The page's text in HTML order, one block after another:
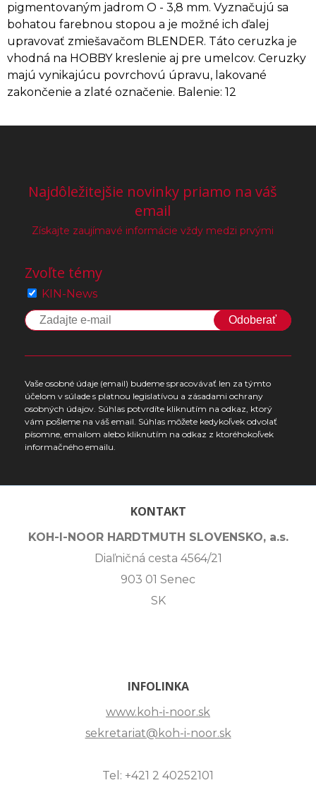
pigmentovaným jadrom O - 3,8 mm. Vyznačujú sa
bohatou farebnou stopou a je možné ich ďalej
upravovať zmiešavačom BLENDER. Táto ceruzka je
vhodná na HOBBY kreslenie aj pre umelcov. Ceruzky
majú vynikajúcu povrchovú úpravu, lakované
zakončenie a zlaté označenie. Balenie: 12
Najdôležitejšie novinky priamo na váš
email
Získajte zaujímavé informácie vždy medzi prvými
Zvoľte témy
KIN-News
Odoberať
Vaše osobné údaje (email) budeme spracovávať len za týmto
účelom v súlade s platnou legislatívou a zásadami ochrany
osobných údajov. Súhlas potvrdíte kliknutím na odkaz, ktorý
vám pošleme na váš email. Súhlas môžete kedykoľvek odvolať
písomne, emailom alebo kliknutím na odkaz z ktoréhokoľvek
informačného emailu.
KONTAKT
KOH-I-NOOR HARDTMUTH SLOVENSKO, a.s.
Diaľničná cesta 4564/21
903 01 Senec
SK
INFOLINKA
www.koh-i-noor.sk
sekretariat@koh-i-noor.sk
Tel: +421 2 40252101